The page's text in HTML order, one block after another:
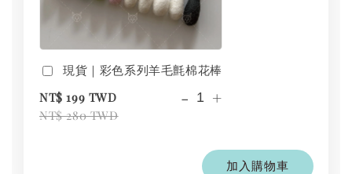
現貨｜彩色系列羊毛氈棉花棒
NT$ 199 TWD
NT$ 280 TWD
- +
加入購物車